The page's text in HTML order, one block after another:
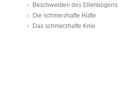
Beschwerden des Ellenbogens
Die schmerzhafte Hüfte
Das schmerzhafte Knie